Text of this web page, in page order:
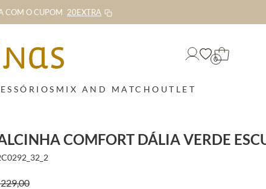
COM O CUPOM 20EXTRA
0
MIX AND MATCHOUTLET
COMFORT DÁLIA VERDE